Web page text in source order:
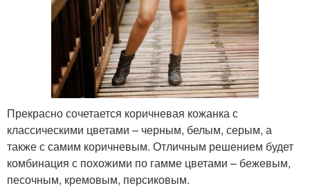
Прекрасно сочетается коричневая кожанка с
классическими цветами – черным, белым, серым, а
также с самим коричневым. Отличным решением будет
комбинация с похожими по гамме цветами – бежевым,
песочным, кремовым, персиковым.